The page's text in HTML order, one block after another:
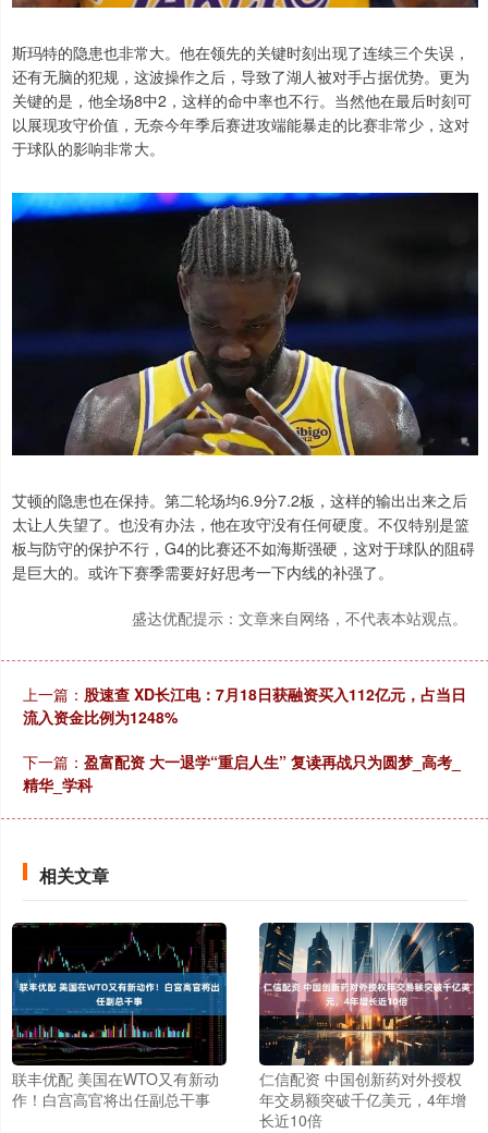
斯玛特的隐患也非常大。他在领先的关键时刻出现了连续三个失误，
还有无脑的犯规，这波操作之后，导致了湖人被对手占据优势。更为
关键的是，他全场8中2，这样的命中率也不行。当然他在最后时刻可
以展现攻守价值，无奈今年季后赛进攻端能暴走的比赛非常少，这对
于球队的影响非常大。
艾顿的隐患也在保持。第二轮场均6.9分7.2板，这样的输出出来之后
太让人失望了。也没有办法，他在攻守没有任何硬度。不仅特别是篮
板与防守的保护不行，G4的比赛还不如海斯强硬，这对于球队的阻碍
是巨大的。或许下赛季需要好好思考一下内线的补强了。
盛达优配提示：文章来自网络，不代表本站观点。
上一篇： 股速查 XD长江电：7月18日获融资买入112亿元，占当日
流入资金比例为1248%
下一篇： 盈富配资 大一退学“重启人生” 复读再战只为圆梦_高考_
精华_学科
相关文章
联丰优配 美国在WTO又有新动
作！白宫高官将出任副总干事
仁信配资 中国创新药对外授权
年交易额突破千亿美元，4年增
长近10倍